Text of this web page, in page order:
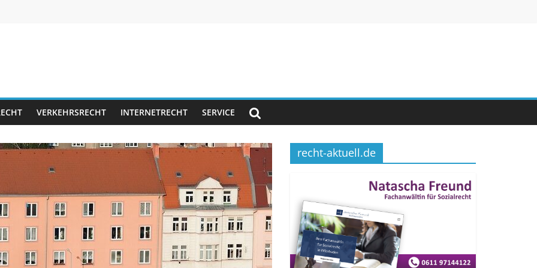
VERKEHRSRECHT INTERNETRECHT SERVICE
recht-aktuell.de